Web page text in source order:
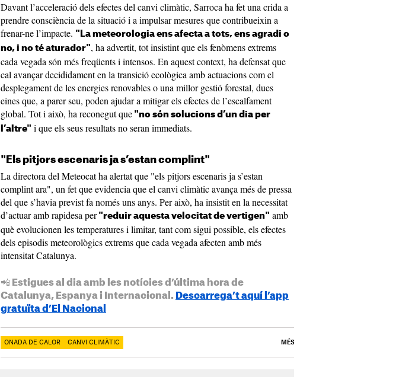
Davant l’acceleració dels efectes del canvi climàtic, Sarroca ha fet una crida a
prendre consciència de la situació i a impulsar mesures que contribueixin a
frenar-ne l’impacte. "La meteorologia ens afecta a tots, ens agradi o
no, i no té aturador", ha advertit, tot insistint que els fenòmens extrems
cada vegada són més freqüents i intensos. En aquest context, ha defensat que
cal avançar decididament en la transició ecològica amb actuacions com el
desplegament de les energies renovables o una millor gestió forestal, dues
eines que, a parer seu, poden ajudar a mitigar els efectes de l’escalfament
global. Tot i això, ha reconegut que "no són solucions d’un dia per
l’altre" i que els seus resultats no seran immediats.
"Els pitjors escenaris ja s’estan complint"
La directora del Meteocat ha alertat que "els pitjors escenaris ja s’estan
complint ara", un fet que evidencia que el canvi climàtic avança més de pressa
del que s’havia previst fa només uns anys. Per això, ha insistit en la necessitat
d’actuar amb rapidesa per"reduir aquesta velocitat de vertigen" amb
què evolucionen les temperatures i limitar, tant com sigui possible, els efectes
dels episodis meteorològics extrems que cada vegada afecten amb més
intensitat Catalunya.
📲 Estigues al dia amb les notícies d’última hora de
Catalunya, Espanya i Internacional. Descarrega’t aquí l’app
gratuïta d’El Nacional
ONADA DE CALOR CANVI CLIMÀTIC MÉS